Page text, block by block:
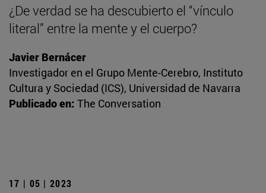
¿De verdad se ha descubierto el “vínculo
literal” entre la mente y el cuerpo?
Javier Bernácer
Investigador en el Grupo Mente-Cerebro, Instituto
Cultura y Sociedad (ICS), Universidad de Navarra
Publicado en: The Conversation
17 | 05 | 2023